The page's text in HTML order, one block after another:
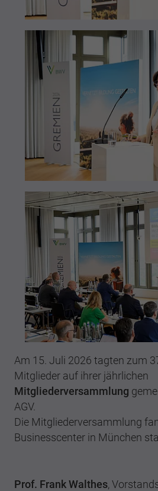
Am 15. Juli 2026 tagten zum
Mitglieder auf ihrer jährlichen
Mitgliederversammlung
AGV.
Die Mitgliederversammlung
Businesscenter in München
Prof. Frank Walthes,